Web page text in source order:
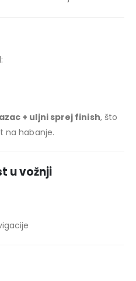
+ uljni sprej finish, što
na habanje.
u vožnji